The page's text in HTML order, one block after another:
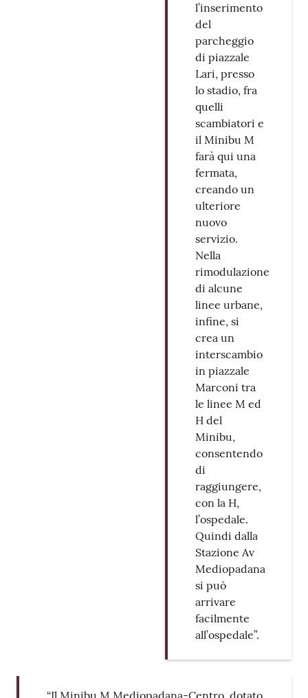
l’inserimento
del
parcheggio
di piazzale
Lari, presso
lo stadio, fra
quelli
scambiatori e
il Minibu M
farà qui una
fermata,
creando un
ulteriore
nuovo
servizio.
Nella
rimodulazione
di alcune
linee urbane,
infine, si
crea un
interscambio
in piazzale
Marconi tra
le linee M ed
H del
Minibu,
consentendo
di
raggiungere,
con la H,
l’ospedale.
Quindi dalla
Stazione Av
Mediopadana
si può
arrivare
facilmente
all’ospedale”.